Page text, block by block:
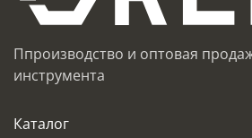
Ппроизводство и оптовая
инструмента
Каталог